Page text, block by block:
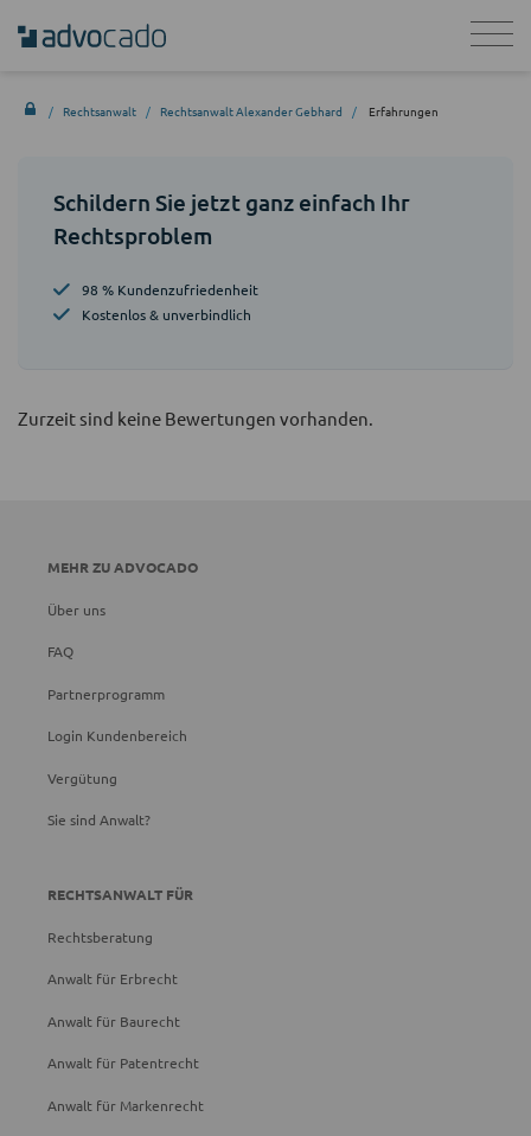
Rechtsanwalt Rechtsanwalt Alexander Gebhard Erfahrungen
Schildern Sie jetzt ganz einfach Ihr
Rechtsproblem
98 % Kundenzufriedenheit
Kostenlos & unverbindlich
Zurzeit sind keine Bewertungen vorhanden.
MEHR ZU ADVOCADO
Über uns
FAQ
Partnerprogramm
Login Kundenbereich
Vergütung
Sie sind Anwalt?
RECHTSANWALT FÜR
Rechtsberatung
Anwalt für Erbrecht
Anwalt für Baurecht
Anwalt für Patentrecht
Anwalt für Markenrecht